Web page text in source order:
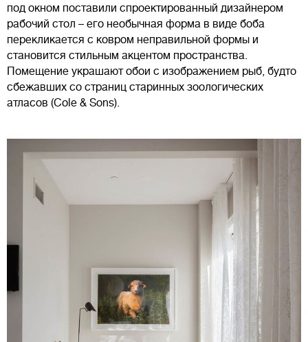
под окном поставили спроектированный дизайнером
рабочий стол – его необычная форма в виде боба
перекликается с ковром неправильной формы и
становится стильным акцентом пространства.
Помещение украшают обои с изображением рыб, будто
сбежавших со страниц старинных зоологических
атласов (Cole & Sons).